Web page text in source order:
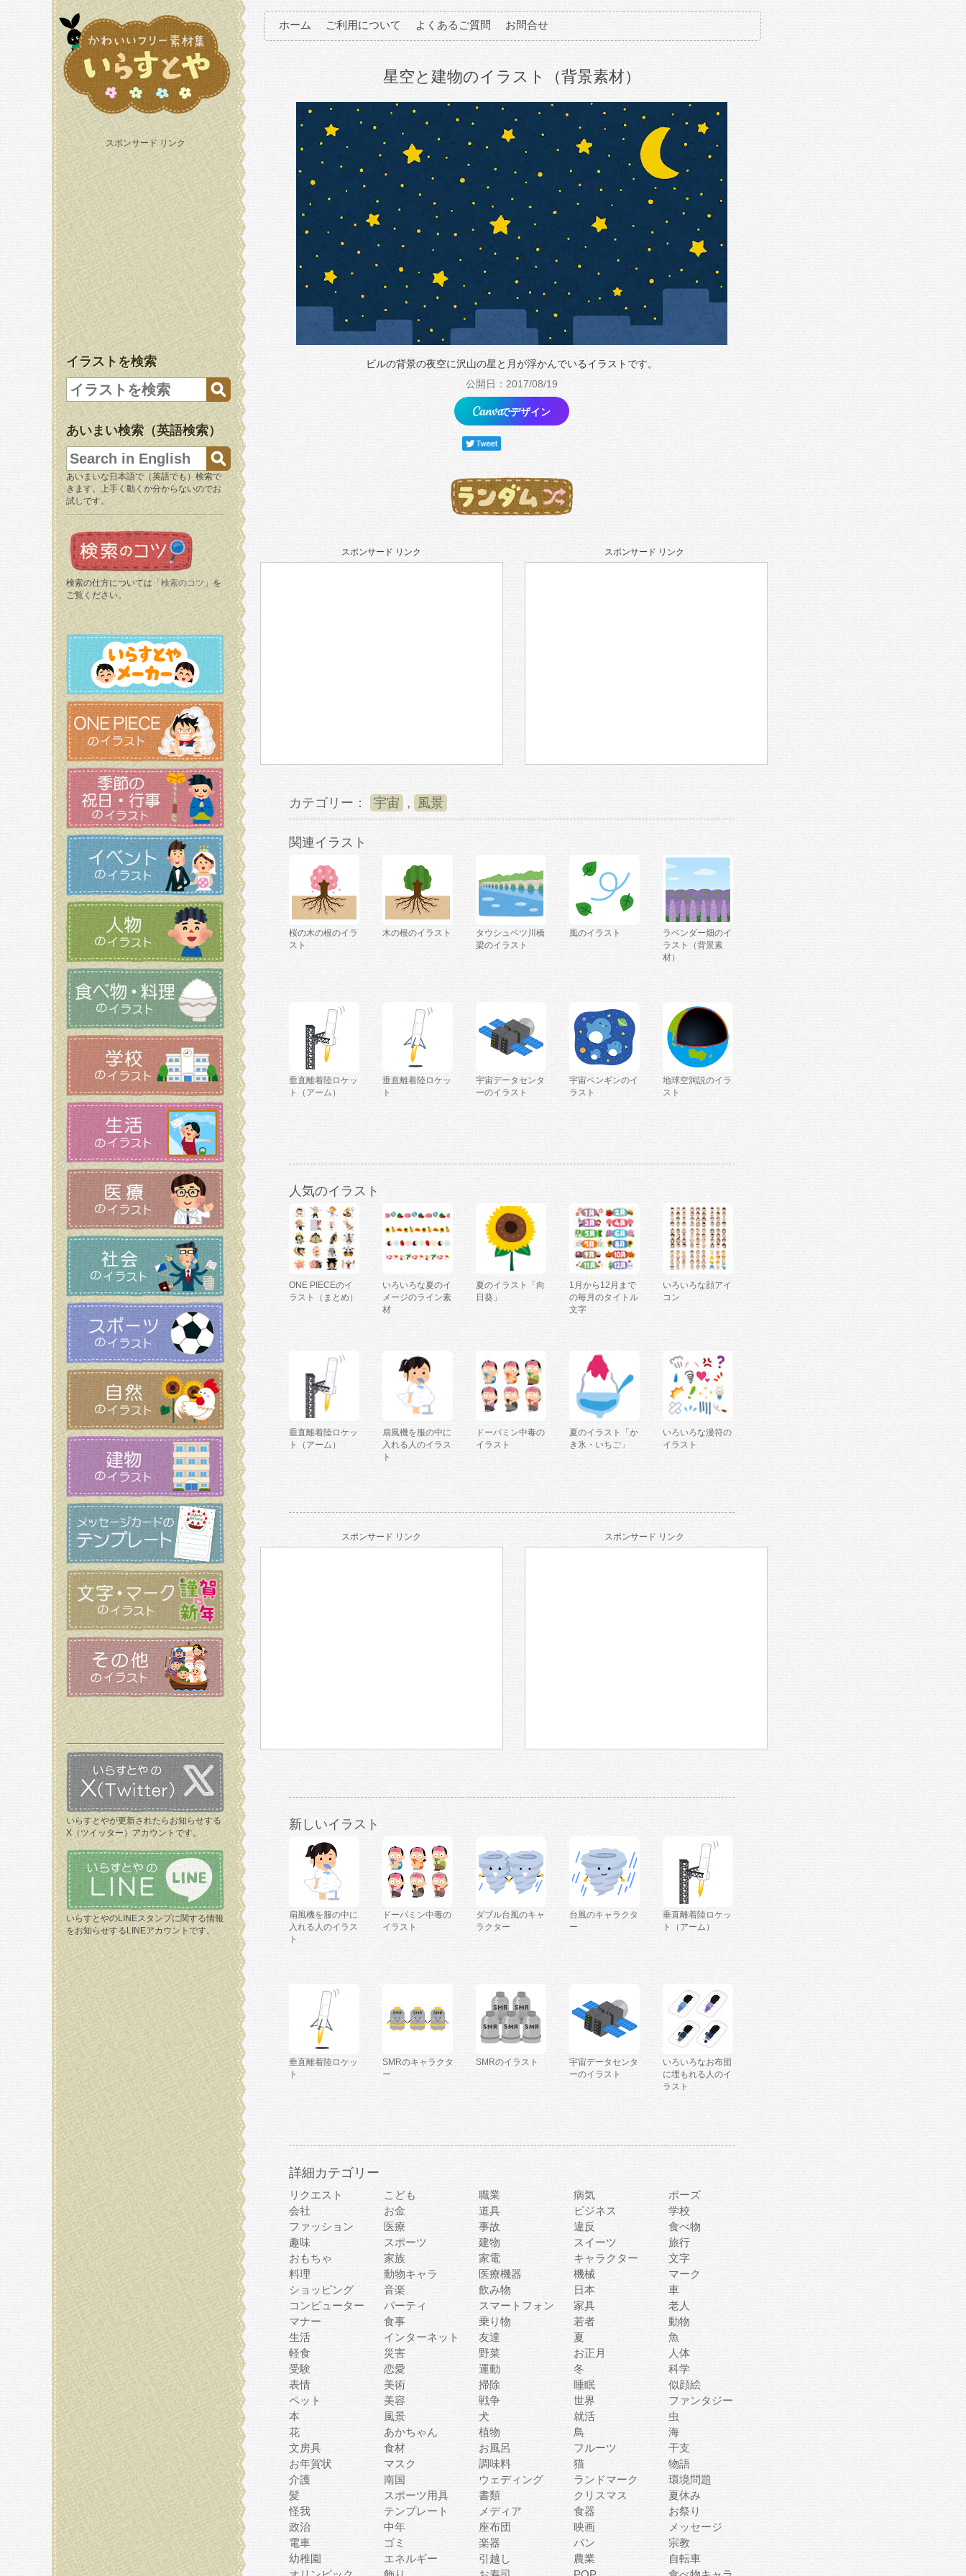
スポンサード リンク
イラストを検索
あいまい検索（英語検索）
あいまいな日本語で（英語でも）検索で
きます。上手く動くか分からないのでお
試しです。
検索の仕方については「 検索のコツ 」を
ご覧ください。
いらすとやが更新されたらお知らせする
X（ツイッター）アカウントです。
いらすとやのLINEスタンプに関する情報
をお知らせするLINEアカウントです。
ホーム ご利用について よくあるご質問 お問合せ
星空と建物のイラスト（背景素材）
ビルの背景の夜空に沢山の星と月が浮かんでいるイラストです。
公開日：2017/08/19
でデザイン
スポンサード リンク スポンサード リンク
カテゴリー： 宇宙 , 風景
関連イラスト
桜の木の根のイラ
スト
木の根のイラスト
タウシュベツ川橋
梁のイラスト
風のイラスト
ラベンダー畑のイ
ラスト（背景素
材）
垂直離着陸ロケッ
ト（アーム）
垂直離着陸ロケッ
ト
宇宙データセンタ
ーのイラスト
宇宙ペンギンのイ
ラスト
地球空洞説のイラ
スト
人気のイラスト
ONE PIECEのイ
ラスト（まとめ）
いろいろな夏のイ
メージのライン素
材
夏のイラスト「向
日葵」
1月から12月まで
の毎月のタイトル
文字
いろいろな顔アイ
コン
垂直離着陸ロケッ
ト（アーム）
扇風機を服の中に
入れる人のイラス
ト
ドーパミン中毒の
イラスト
夏のイラスト「か
き氷・いちご」
いろいろな漫符の
イラスト
スポンサード リンク スポンサード リンク
新しいイラスト
扇風機を服の中に
入れる人のイラス
ト
ドーパミン中毒の
イラスト
ダブル台風のキャ
ラクター
台風のキャラクタ
ー
垂直離着陸ロケッ
ト（アーム）
垂直離着陸ロケッ
ト
SMRのキャラクタ
ー
SMRのイラスト
宇宙データセンタ
ーのイラスト
いろいろなお布団
に埋もれる人のイ
ラスト
詳細カテゴリー
リクエスト こども 職業 病気
ポーズ
会社
お金 道具 ビジネス
学校
ファッション
医療 事故 違反
食べ物
趣味
スポーツ 建物 スイーツ
旅行
おもちゃ
家族 家電 キャラクター
文字
料理
動物キャラ 医療機器 機械
マーク
ショッピング
音楽 飲み物 日本
車
コンピューター
パーティ スマートフォン 家具
老人
マナー
食事 乗り物 若者
動物
生活
インターネット 友達 夏
魚
軽食
災害 野菜 お正月
人体
受験
恋愛 運動 冬
科学
表情
美術 掃除 睡眠
似顔絵
ペット
美容 戦争 世界
ファンタジー
本
風景 犬 就活
虫
花
あかちゃん 植物 鳥
海
文房具
食材 お風呂 フルーツ
干支
お年賀状
マスク 調味料 猫
物語
介護
南国 ウェディング ランドマーク
環境問題
髪
スポーツ用具 書類 クリスマス
夏休み
怪我
テンプレート メディア 食器
お祭り
政治
中年 座布団 映画
メッセージ
電車
ゴミ 楽器 パン
宗教
幼稚園
エネルギー 引越し 農業
自転車